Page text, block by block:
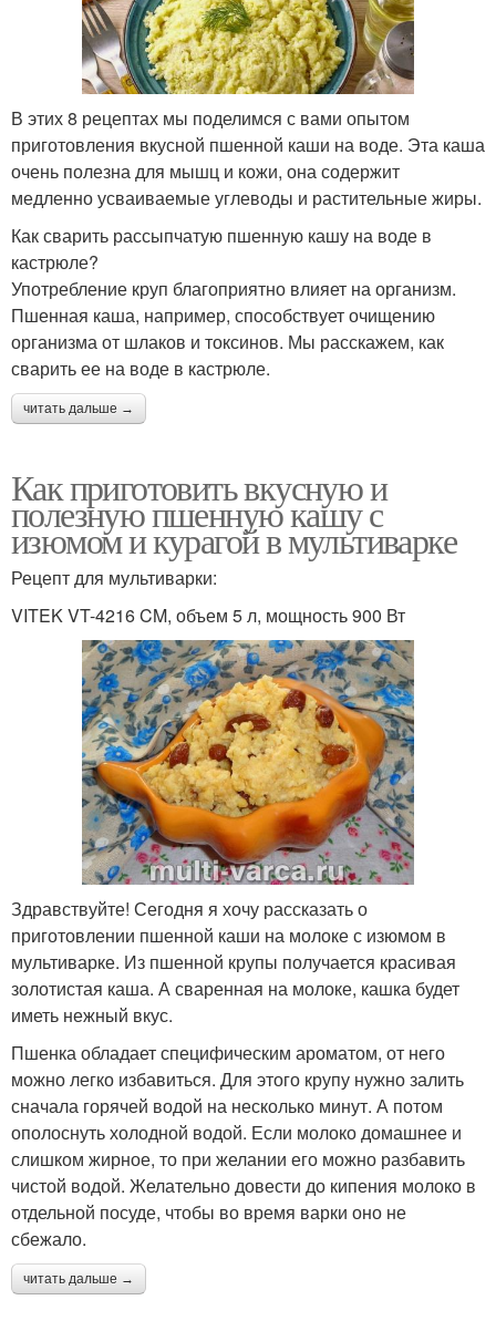
В этих 8 рецептах мы поделимся с вами опытом
приготовления вкусной пшенной каши на воде. Эта каша
очень полезна для мышц и кожи, она содержит
медленно усваиваемые углеводы и растительные жиры.
Как сварить рассыпчатую пшенную кашу на воде в
кастрюле?
Употребление круп благоприятно влияет на организм.
Пшенная каша, например, способствует очищению
организма от шлаков и токсинов. Мы расскажем, как
сварить ее на воде в кастрюле.
читать дальше →
Как приготовить вкусную и
полезную пшенную кашу с
изюмом и курагой в мультиварке
Рецепт для мультиварки:
VITEK VT-4216 CM, объем 5 л, мощность 900 Вт
Здравствуйте! Сегодня я хочу рассказать о
приготовлении пшенной каши на молоке с изюмом в
мультиварке. Из пшенной крупы получается красивая
золотистая каша. А сваренная на молоке, кашка будет
иметь нежный вкус.
Пшенка обладает специфическим ароматом, от него
можно легко избавиться. Для этого крупу нужно залить
сначала горячей водой на несколько минут. А потом
ополоснуть холодной водой. Если молоко домашнее и
слишком жирное, то при желании его можно разбавить
чистой водой. Желательно довести до кипения молоко в
отдельной посуде, чтобы во время варки оно не
сбежало.
читать дальше →